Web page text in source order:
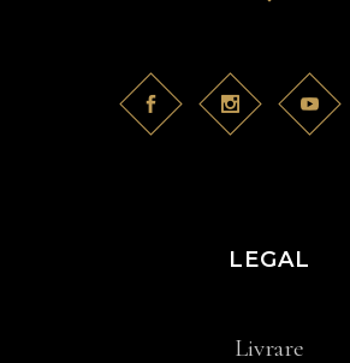
LEGAL
Livrare